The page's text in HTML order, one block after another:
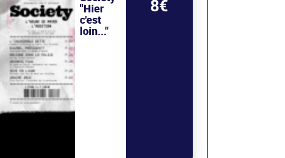
"Hier
c'est
loin..."
8€